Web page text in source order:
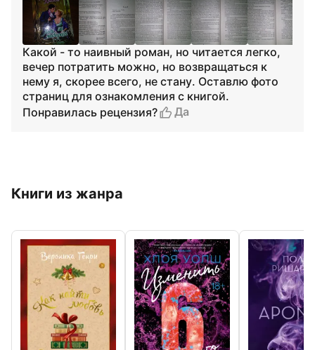
Какой - то наивный роман, но читается легко,
вечер потратить можно, но возвращаться к
нему я, скорее всего, не стану. Оставлю фото
страниц для ознакомления с книгой.
Понравилась рецензия?
Да
Книги из жанра